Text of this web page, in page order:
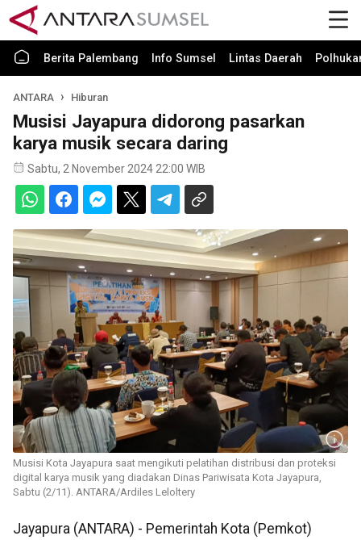
Berita Palembang Info Sumsel Lintas Daerah
ANTARA Hiburan
Musisi Jayapura didorong pasarkan
karya musik secara daring
Sabtu, 2 November 2024 22:00 WIB
Musisi Kota Jayapura saat mengikuti pelatihan distribusi dan proteksi
digital karya musik yang diadakan Dinas Pariwisata Kota Jayapura,
Sabtu (2/11). ANTARA/Ardiles Leloltery
Jayapura (ANTARA) - Pemerintah Kota (Pemkot)